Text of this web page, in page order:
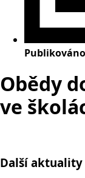
Obědy
ve
Další aktuality